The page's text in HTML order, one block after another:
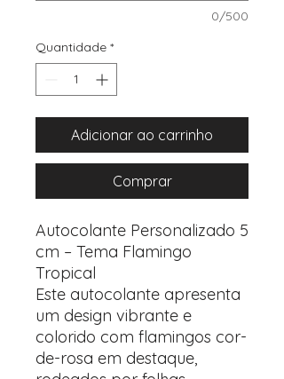
0/500
Quantidade *
Adicionar ao carrinho
Comprar
Autocolante Personalizado 5
cm – Tema Flamingo
Tropical
Este autocolante apresenta
um design vibrante e
colorido com flamingos cor-
de-rosa em destaque,